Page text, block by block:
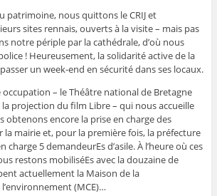
patrimoine, nous quittons le CRIJ et
sites rennais, ouverts à la visite – mais pas
notre périple par la cathédrale, d’où nous
! Heureusement, la solidarité active de la
un week-end en sécurité dans ses locaux.
occupation – le Théâtre national de Bretagne
la projection du film Libre – qui nous accueille
obtenons encore la prise en charge des
la mairie et, pour la première fois, la préfecture
charge 5 demandeurEs d’asile. À l’heure où ces
restons mobiliséEs avec la douzaine de
actuellement la Maison de la
(MCE)…